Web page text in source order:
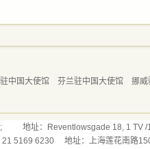
中国大使馆 芬兰驻中国大使馆
挪威
; 地址：Reventlowsgade 18, 1 TV /
21 5169 6230 地址：上海莲花南路